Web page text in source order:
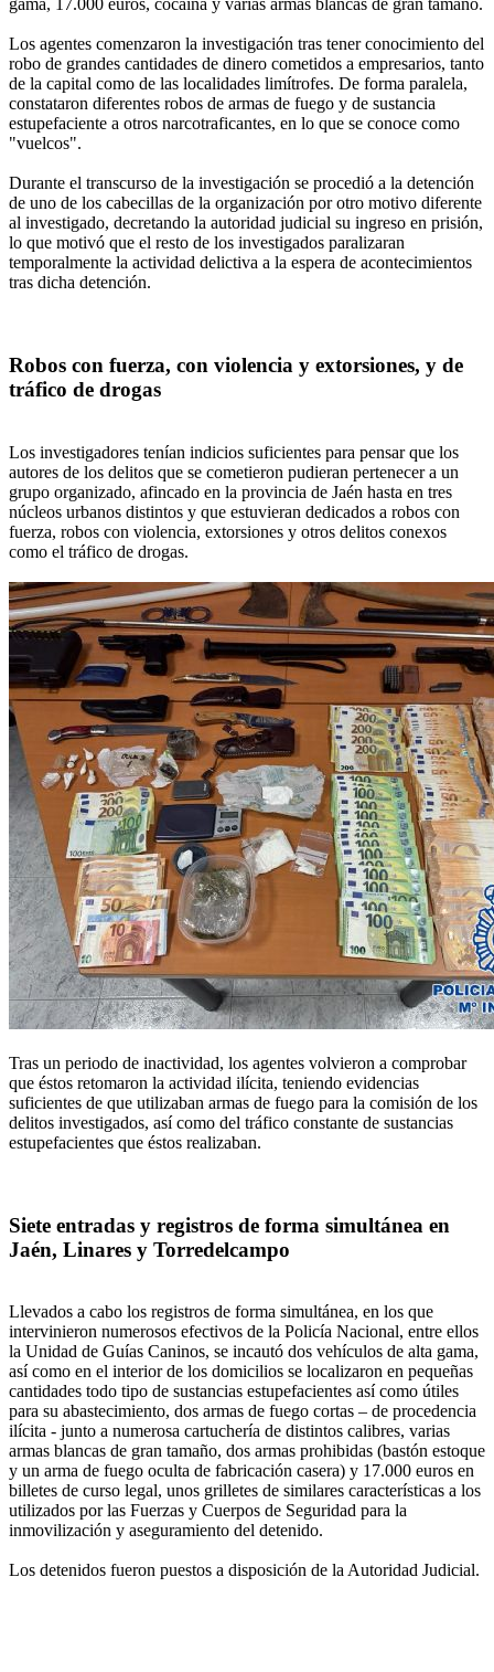
gama, 17.000 euros, cocaína y varias armas blancas de gran tamaño.
Los agentes comenzaron la investigación tras tener conocimiento del
robo de grandes cantidades de dinero cometidos a empresarios, tanto
de la capital como de las localidades limítrofes. De forma paralela,
constataron diferentes robos de armas de fuego y de sustancia
estupefaciente a otros narcotraficantes, en lo que se conoce como
"vuelcos".
Durante el transcurso de la investigación se procedió a la detención
de uno de los cabecillas de la organización por otro motivo diferente
al investigado, decretando la autoridad judicial su ingreso en prisión,
lo que motivó que el resto de los investigados paralizaran
temporalmente la actividad delictiva a la espera de acontecimientos
tras dicha detención.
Robos con fuerza, con violencia y extorsiones, y de
tráfico de drogas
Los investigadores tenían indicios suficientes para pensar que los
autores de los delitos que se cometieron pudieran pertenecer a un
grupo organizado, afincado en la provincia de Jaén hasta en tres
núcleos urbanos distintos y que estuvieran dedicados a robos con
fuerza, robos con violencia, extorsiones y otros delitos conexos
como el tráfico de drogas.
Tras un periodo de inactividad, los agentes volvieron a comprobar
que éstos retomaron la actividad ilícita, teniendo evidencias
suficientes de que utilizaban armas de fuego para la comisión de los
delitos investigados, así como del tráfico constante de sustancias
estupefacientes que éstos realizaban.
Siete entradas y registros de forma simultánea en
Jaén, Linares y Torredelcampo
Llevados a cabo los registros de forma simultánea, en los que
intervinieron numerosos efectivos de la Policía Nacional, entre ellos
la Unidad de Guías Caninos, se incautó dos vehículos de alta gama,
así como en el interior de los domicilios se localizaron en pequeñas
cantidades todo tipo de sustancias estupefacientes así como útiles
para su abastecimiento, dos armas de fuego cortas – de procedencia
ilícita - junto a numerosa cartuchería de distintos calibres, varias
armas blancas de gran tamaño, dos armas prohibidas (bastón estoque
y un arma de fuego oculta de fabricación casera) y 17.000 euros en
billetes de curso legal, unos grilletes de similares características a los
utilizados por las Fuerzas y Cuerpos de Seguridad para la
inmovilización y aseguramiento del detenido.
Los detenidos fueron puestos a disposición de la Autoridad Judicial.